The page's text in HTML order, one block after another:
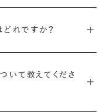
。
す。
プラスオリジナル診断を
てください。
れですか？
活の中でも婚約指輪を楽
ンが高さを抑えて作られ
いて教えてくださ